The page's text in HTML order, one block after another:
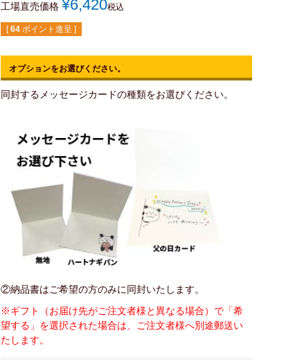
工場直売価格 ¥6,420税込
[ 64 ポイント進呈 ]
オプションをお選びください。
同封するメッセージカードの種類をお選びください。
②納品書はご希望の方のみに同封いたします。
※ギフト（お届け先がご注文者様と異なる場合）で「希
望する」を選択された場合は、ご注文者様へ別途郵送い
たします。